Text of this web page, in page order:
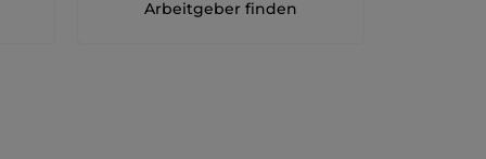
Arbeitgeber finden